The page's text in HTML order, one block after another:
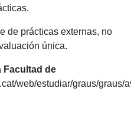
de prácticas externas, no
única.
Facultad de
web/estudiar/graus/graus/